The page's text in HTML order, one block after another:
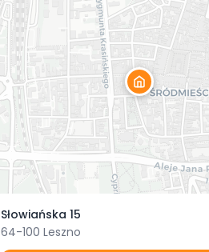
Słowiańska 15
64-100 Leszno